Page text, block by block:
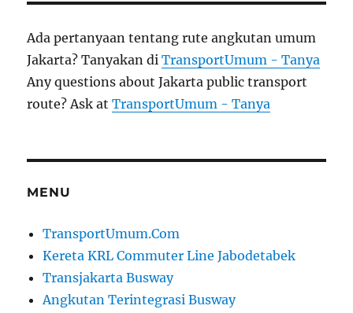
Ada pertanyaan tentang rute angkutan umum
Jakarta? Tanyakan diTransportUmum - Tanya
Any questions about Jakarta public transport
route? Ask atTransportUmum - Tanya
MENU
TransportUmum.Com
Kereta KRL Commuter Line Jabodetabek
Transjakarta Busway
Angkutan Terintegrasi Busway